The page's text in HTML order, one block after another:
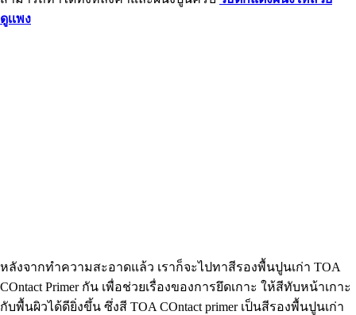
ดูเเพง
หลังจากทำความสะอาดแล้ว เราก็จะไปทาสีรองพื้นปูนเก่า TOA
COntact Primer กัน เพื่อช่วยเรื่องของการยึดเกาะ ให้สีทับหน้าเกาะ
กับพื้นผิวได้ดียิ่งขึ้น ซึ่งสี TOA COntact primer เป็นสีรองพื้นปูนเก่า